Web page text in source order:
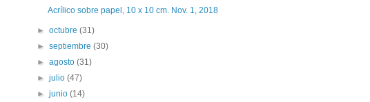
Acrílico sobre papel, 10 x 10 cm. Nov. 1, 2018
►octubre(31)
►septiembre(30)
►agosto(31)
►julio(47)
►junio(14)